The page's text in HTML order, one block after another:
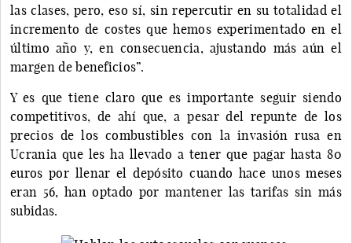
las clases, pero, eso sí, sin repercutir en su totalidad el
incremento de costes que hemos experimentado en el
último año y, en consecuencia, ajustando más aún el
margen de beneficios”.
Y es que tiene claro que es importante seguir siendo
competitivos, de ahí que, a pesar del repunte de los
precios de los combustibles con la invasión rusa en
Ucrania que les ha llevado a tener que pagar hasta 80
euros por llenar el depósito cuando hace unos meses
eran 56, han optado por mantener las tarifas sin más
subidas.